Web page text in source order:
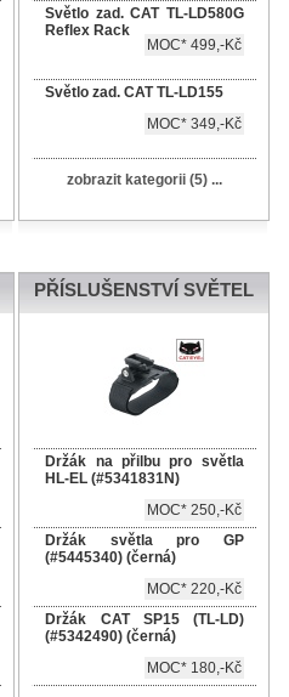
Světlo zad. CAT TL-LD580G
Reflex Rack
MOC* 499,-Kč
Světlo zad. CAT TL-LD155
MOC* 349,-Kč
zobrazit kategorii (5) ...
PŘÍSLUŠENSTVÍ SVĚTEL
Držák na přilbu pro světla
HL-EL (#5341831N)
MOC* 250,-Kč
Držák světla pro GP
(#5445340) (černá)
MOC* 220,-Kč
Držák CAT SP15 (TL-LD)
(#5342490) (černá)
MOC* 180,-Kč